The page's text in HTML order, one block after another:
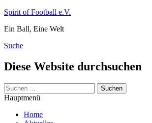
Zum
springen
Spirit of Football e.V.
Ein Ball, Eine Welt
Suche
Diese Website durchsuchen
Suchen
nach:
Hauptmenü
Home